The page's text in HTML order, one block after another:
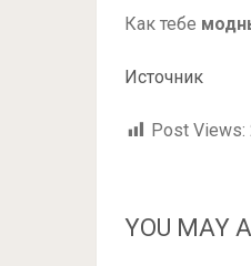
Как тебе
Источник
Post Views:
YOU MAY